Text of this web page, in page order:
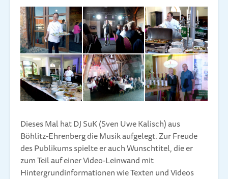
Dieses Mal hat DJ SuK (Sven Uwe Kalisch) aus
Böhlitz-Ehrenberg die Musik aufgelegt. Zur Freude
des Publikums spielte er auch Wunschtitel, die er
zum Teil auf einer Video-Leinwand mit
Hintergrundinformationen wie Texten und Videos